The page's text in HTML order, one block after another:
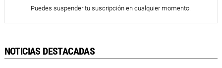
Puedes suspender tu suscripción en cualquier momento.
NOTICIAS DESTACADAS